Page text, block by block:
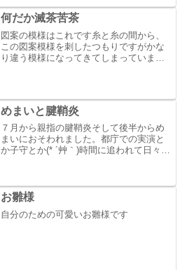
何だか滅茶苦茶
図案の模様はこれです糸と糸の間から、
この図案模様を刺したつもりですがかな
り違う模様になってきてしまっていま
めまいと腱鞘炎
７月から親指の腱鞘炎そして後半からめ
まいにおそわれました。都庁での実演と
か子守とか(* ´艸｀)時間に追われて日々を
い、少し回復この針...
お雛様
自分のための可愛いお雛様です